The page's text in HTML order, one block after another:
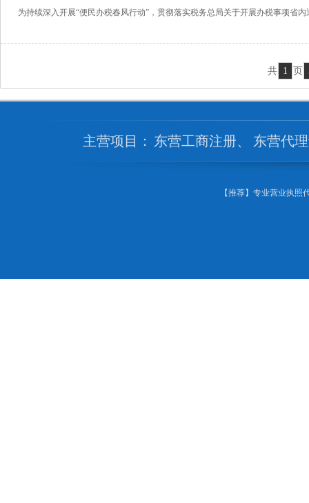
为持续深入开展“便民办税春风行动”，贯彻落实税务总局关于开展办税事项省
共 1 页
主营项目： 东营工商注册、 东营代
【推荐】专业营业执照